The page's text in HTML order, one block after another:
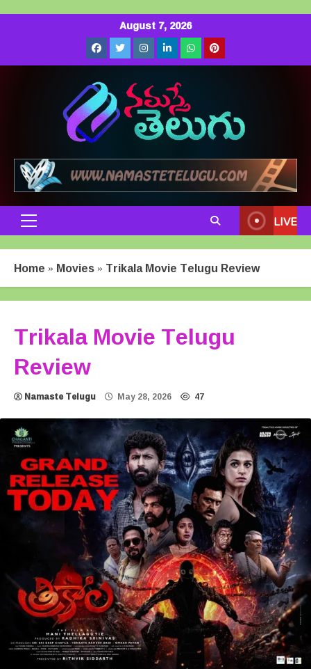
August 7, 2026
Facebook
Twitter
Instagram
LinkedIn
Whatsapp
Pinterest
Primary
Menu
LIVE
Home » Movies» Trikala Movie Telugu Review
Trikala Movie Telugu
Review
Namaste Telugu May 28, 2026 47